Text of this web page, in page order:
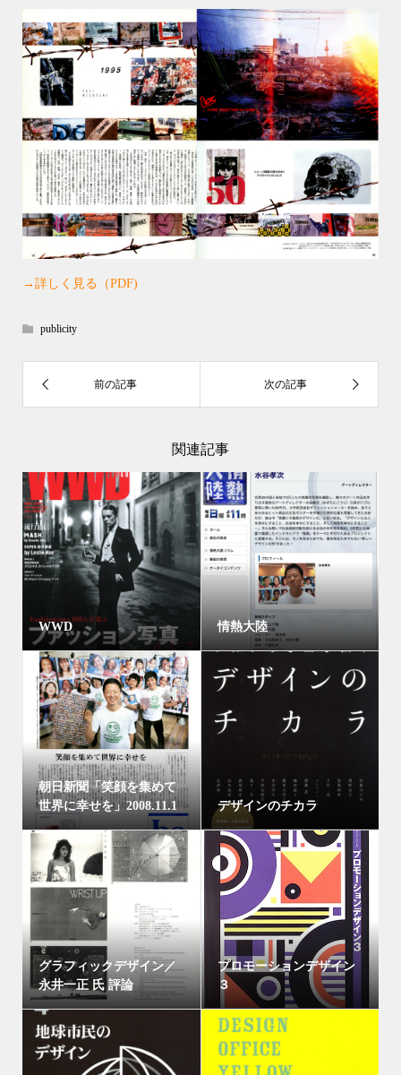
→詳しく見る（PDF)
publicity
関連記事
WWD 情熱大陸
朝日新聞「笑顔を集めて
世界に幸せを」2008.11.1
デザインのチカラ
グラフィックデザイン／
永井一正 氏 評論
プロモーションデザイン
３